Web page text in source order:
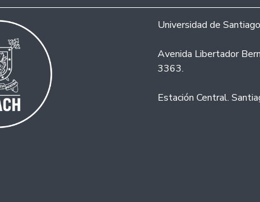
Universidad de
Avenida Libertador
3363.
Estación Central.